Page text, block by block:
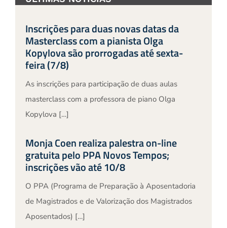
Inscrições para duas novas datas da
Masterclass com a pianista Olga
Kopylova são prorrogadas até sexta-
feira (7/8)
As inscrições para participação de duas aulas
masterclass com a professora de piano Olga
Kopylova […]
Monja Coen realiza palestra on-line
gratuita pelo PPA Novos Tempos;
inscrições vão até 10/8
O PPA (Programa de Preparação à Aposentadoria
de Magistrados e de Valorização dos Magistrados
Aposentados) […]